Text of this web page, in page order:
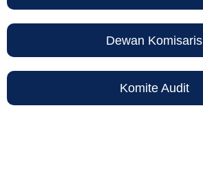
Dewan Komisaris
Komite Audit